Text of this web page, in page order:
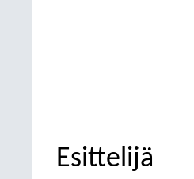
Esittelijä